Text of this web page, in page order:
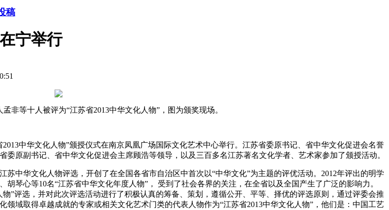
稿
宁举行
非等十人被评为“江苏省2013中华文化人物”，图为颁奖现场。
中华文化人物”颁授仪式在南京凤凰广场国际文化艺术中心举行。江苏省委原书记、省中华文化促进会名誉
原副书记、省中华文化促进会主席顾浩等领导，以及三百多名江苏著名文化学者、艺术家参加了颁授活动。
中华文化人物评选，开创了在全国各省市自治区中首次以“中华文化”为主题的评优活动。2012年评出的明学
琴心等10名“江苏省中华文化年度人物”， 受到了社会各界的关注，在全省以及全国产生了广泛的影响力。
”评选，并对此次评选活动进行了积极认真的筹备、策划，遵循公开、平等、择优的评选原则，通过评委会推
域取得卓越成就的专家或相关文化艺术门类的代表人物作为“江苏省2013中华文化人物”，他们是：中国工艺